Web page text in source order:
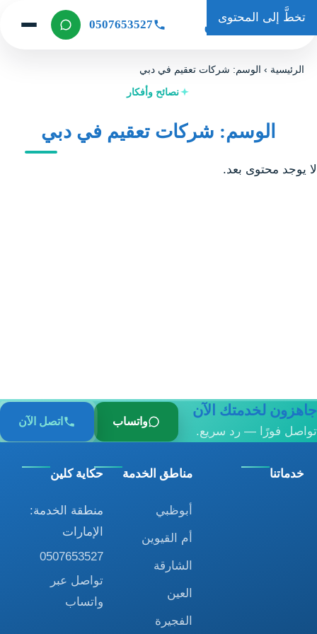
تخطَّ إلى المحتوى
حكاية كلين 0507653527
الرئيسية ›الوسم: شركات تعقيم في دبي
نصائح وأفكار
الوسم: شركات تعقيم في دبي
لا يوجد محتوى بعد.
جاهزون لخدمتك الآن
تواصل فورًا — رد سريع.
واتساب اتصل الآن
خدماتنا مناطق الخدمة
أبوظبي
أم القيوين
الشارقة
العين
الفجيرة
حكاية كلين
منطقة الخدمة:
الإمارات
0507653527
تواصل عبر
واتساب